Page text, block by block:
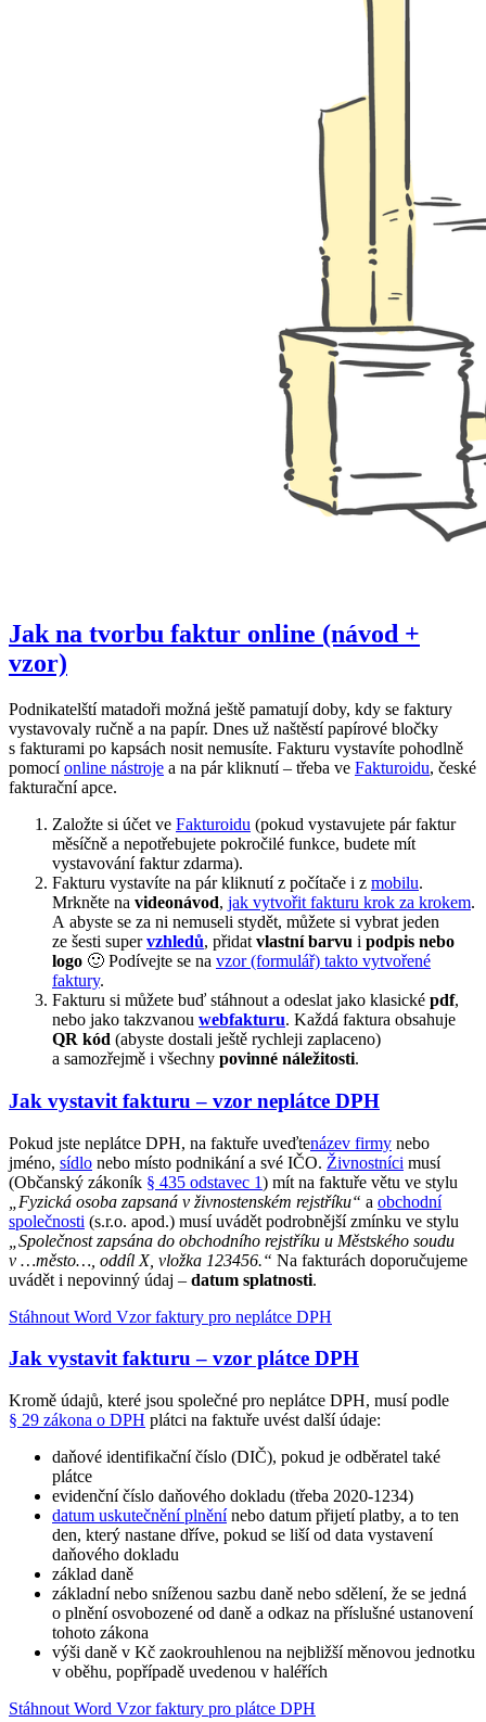
Jak na tvorbu faktur online (návod +
vzor)
Podnikatelští matadoři možná ještě pamatují doby, kdy se faktury
vystavovaly ručně a na papír. Dnes už naštěstí papírové bločky
s fakturami po kapsách nosit nemusíte. Fakturu vystavíte pohodlně
pomocíonline nástroje a na pár kliknutí – třeba ve Fakturoidu, české
fakturační apce.
Založte si účet ve Fakturoidu (pokud vystavujete pár faktur
měsíčně a nepotřebujete pokročilé funkce, budete mít
vystavování faktur zdarma).
Fakturu vystavíte na pár kliknutí z počítače i z mobilu.
Mrkněte na videonávod, jak vytvořit fakturu krok za krokem.
A abyste se za ni nemuseli stydět, můžete si vybrat jeden
ze šesti supervzhledů, přidat vlastní barvu i podpis nebo
logo 🙂 Podívejte se na vzor (formulář) takto vytvořené
faktury.
Fakturu si můžete buď stáhnout a odeslat jako klasické pdf,
nebo jako takzvanou webfakturu. Každá faktura obsahuje
QR kód (abyste dostali ještě rychleji zaplaceno)
a samozřejmě i všechny povinné náležitosti.
Jak vystavit fakturu – vzor neplátce DPH
Pokud jste neplátce DPH, na faktuře uveďtenázev firmy nebo
jméno, sídlo nebo místo podnikání a své IČO. Živnostníci musí
(Občanský zákoník § 435 odstavec 1) mít na faktuře větu ve stylu
„Fyzická osoba zapsaná v živnostenském rejstříku“ a obchodní
společnosti (s.r.o. apod.) musí uvádět podrobnější zmínku ve stylu
„Společnost zapsána do obchodního rejstříku u Městského soudu
v …město…, oddíl X, vložka 123456.“ Na fakturách doporučujeme
uvádět i nepovinný údaj – datum splatnosti.
Stáhnout Word Vzor faktury pro neplátce DPH
Jak vystavit fakturu – vzor plátce DPH
Kromě údajů, které jsou společné pro neplátce DPH, musí podle
§ 29 zákona o DPH plátci na faktuře uvést další údaje:
daňové identifikační číslo (DIČ), pokud je odběratel také
plátce
evidenční číslo daňového dokladu (třeba 2020-1234)
datum uskutečnění plněnínebo datum přijetí platby, a to ten
den, který nastane dříve, pokud se liší od data vystavení
daňového dokladu
základ daně
základní nebo sníženou sazbu daně nebo sdělení, že se jedná
o plnění osvobozené od daně a odkaz na příslušné ustanovení
tohoto zákona
výši daně v Kč zaokrouhlenou na nejbližší měnovou jednotku
v oběhu, popřípadě uvedenou v haléřích
Stáhnout Word Vzor faktury pro plátce DPH